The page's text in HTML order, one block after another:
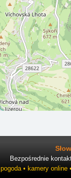
Bezpośrednie
pogoda • kamery online